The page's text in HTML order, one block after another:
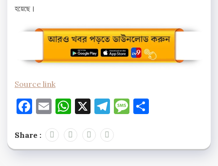
হয়েছে।
Source link
Facebook
EmailWhatsApp
X Telegram
Message
Share :